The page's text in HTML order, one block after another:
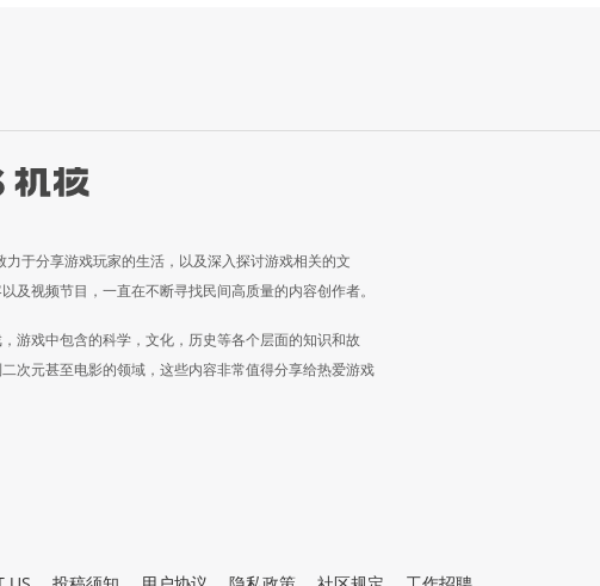
于分享游戏玩家的生活，以及深入探讨游戏相关的文
及视频节目，一直在不断寻找民间高质量的内容创作者。
游戏中包含的科学，文化，历史等各个层面的知识和故
次元甚至电影的领域，这些内容非常值得分享给热爱游戏